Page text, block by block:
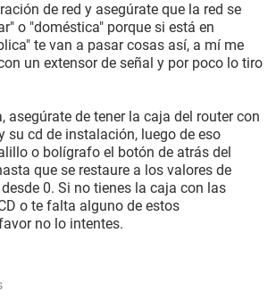
de red y asegúrate que la red se
o "doméstica" porque si está en
te van a pasar cosas así, a mí me
un extensor de señal y por poco lo tiro
asegúrate de tener la caja del router con
su cd de instalación, luego de eso
o bolígrafo el botón de atrás del
que se restaure a los valores de
0. Si no tienes la caja con las
o te falta alguno de estos
no lo intentes.